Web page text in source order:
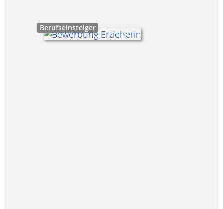
Berufseinsteiger